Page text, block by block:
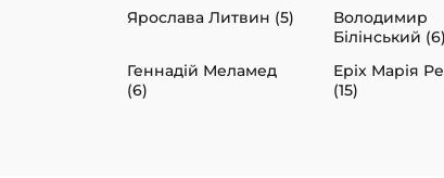
Ярослава Литвин (5)
Володимир
Білінський (6)
Геннадій Меламед
(6)
Еріх Марія
(15)